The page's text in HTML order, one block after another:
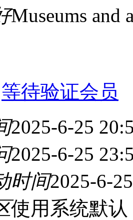
Museums and
等待验证会员
2025-6-25
2025-6-25
时间2025-6-
使用系统默认